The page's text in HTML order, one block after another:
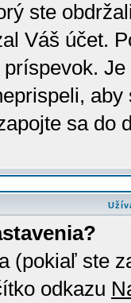
ste
Váš účet.
sa do
(pokiaľ ste
odkazu